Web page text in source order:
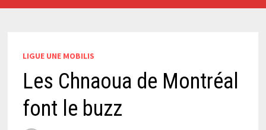
LIGUE UNE MOBILIS
Les Chnaoua de Montréal
font le buzz